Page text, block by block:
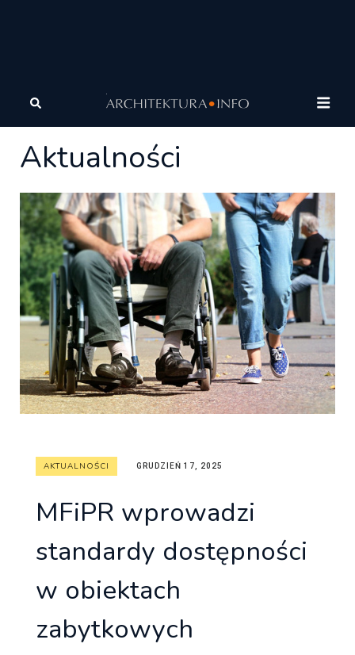
Architektura Wiadomości Aktualności
Aktualności
AKTUALNOŚCI GRUDZIEŃ 17, 2025
MFiPR wprowadzi
standardy dostępności
w obiektach
zabytkowych